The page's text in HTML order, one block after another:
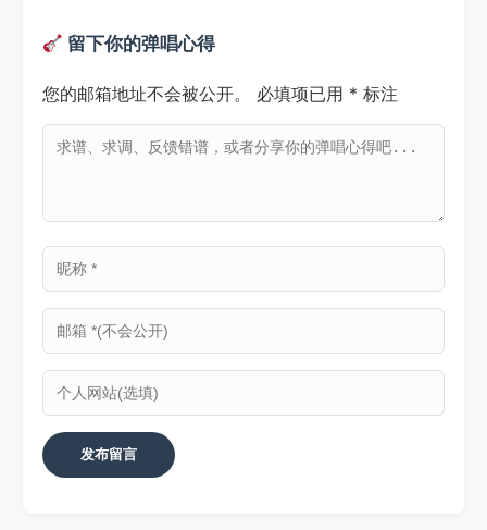
留下你的弹唱心得
您的邮箱地址不会被公开。 必填项已用 * 标注